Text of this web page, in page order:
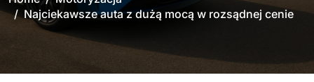
Najciekawsze auta z dużą mocą w rozsądnej cenie